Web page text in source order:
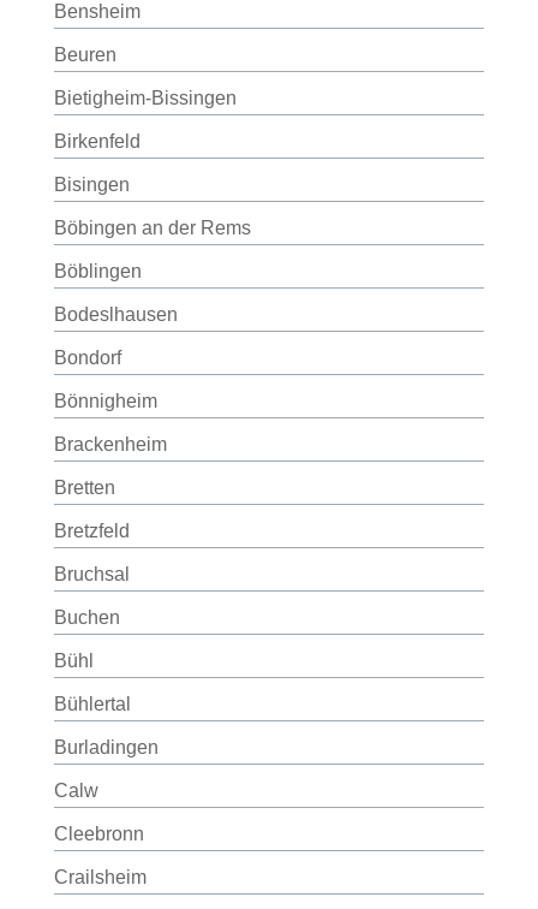
Bensheim
Beuren
Bietigheim-Bissingen
Birkenfeld
Bisingen
Böbingen an der Rems
Böblingen
Bodeslhausen
Bondorf
Bönnigheim
Brackenheim
Bretten
Bretzfeld
Bruchsal
Buchen
Bühl
Bühlertal
Burladingen
Calw
Cleebronn
Crailsheim